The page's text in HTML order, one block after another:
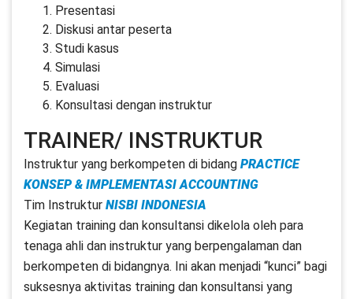
Presentasi
Diskusi antar peserta
Studi kasus
Simulasi
Evaluasi
Konsultasi dengan instruktur
TRAINER/ INSTRUKTUR
Instruktur yang berkompeten di bidang PRACTICE
KONSEP & IMPLEMENTASI ACCOUNTING
Tim Instruktur NISBI INDONESIA
Kegiatan training dan konsultansi dikelola oleh para
tenaga ahli dan instruktur yang berpengalaman dan
berkompeten di bidangnya. Ini akan menjadi “kunci” bagi
suksesnya aktivitas training dan konsultansi yang